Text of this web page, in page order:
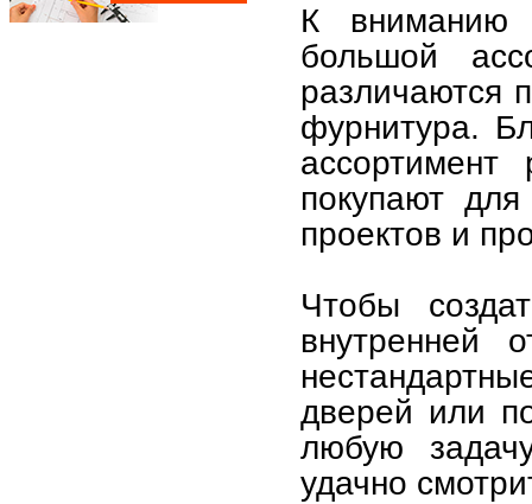
К вниманию
большой
различаются
фурнитура.
ассортимент
покупают
проектов и
Чтобы
внутренней
дверей или
любую
удачно